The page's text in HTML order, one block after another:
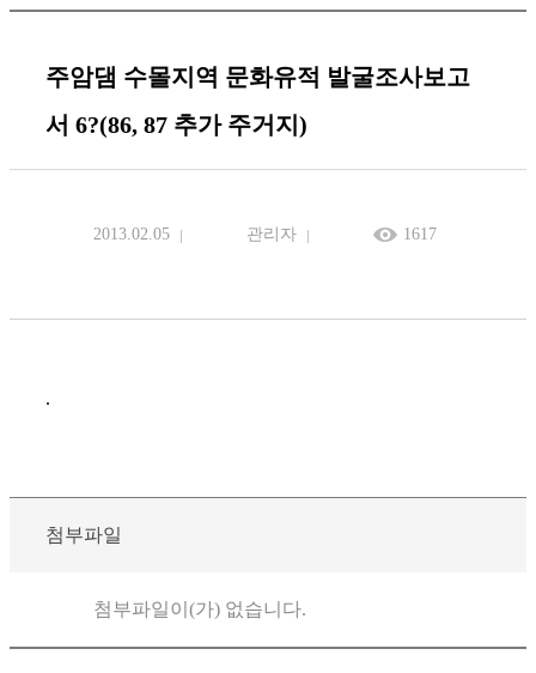
주암댐 수몰지역 문화유적 발굴조사보고
서 6?(86, 87 추가 주거지)
2013.02.05 관리자 1617
.
첨부파일
첨부파일이(가) 없습니다.